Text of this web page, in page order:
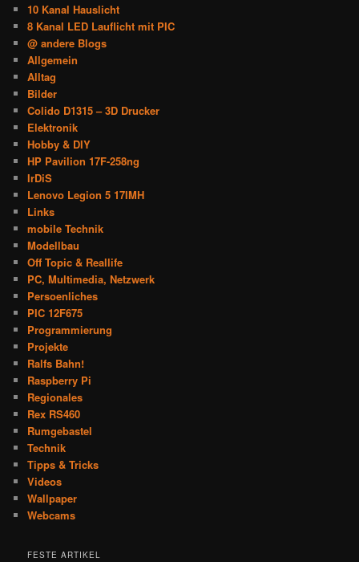
10 Kanal Hauslicht
8 Kanal LED Lauflicht mit PIC
@ andere Blogs
Allgemein
Alltag
Bilder
Colido D1315 – 3D Drucker
Elektronik
Hobby & DIY
HP Pavilion 17F-258ng
IrDiS
Lenovo Legion 5 17IMH
Links
mobile Technik
Modellbau
Off Topic & Reallife
PC, Multimedia, Netzwerk
Persoenliches
PIC 12F675
Programmierung
Projekte
Ralfs Bahn!
Raspberry Pi
Regionales
Rex RS460
Rumgebastel
Technik
Tipps & Tricks
Videos
Wallpaper
Webcams
FESTE ARTIKEL